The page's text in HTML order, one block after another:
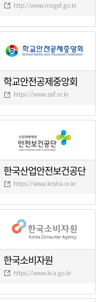
http://www.mogef.go.kr
학교안전공제중앙회
https://www.ssif.or.kr
한국산업안전보건공단
https://www.kosha.or.kr
한국소비자원
https://www.kca.go.kr